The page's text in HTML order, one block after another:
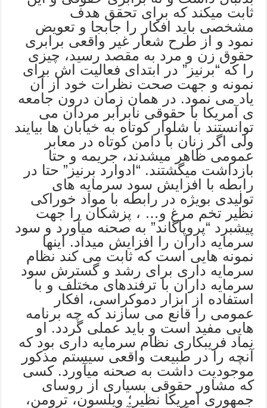
ثابت میکند که برای تحقق هدف
مشخصی باید افکار را جابجا و تعویض
نمود و از طرح شعار غیر واقعی برابری
حقوق زن و مرد به مقصد رسید، چیزی
را که “برنیز” در ابتدای فعالیت اش برای
نمونه و جهت صحت نظرات خود از آن
یاد می نمود. در همان زمان درون جامعه
ی آمریکا با حقوقی نابرابر مردان می
توانستند با شلوار کوتاه به خیابان ها بیایند
ولی اگر زنان با دامن کوتاه در معابر
عمومی ظاهر میشدند، جریمه و حتا
بازداشت میگشتند. “ادوارد برنیز” حتا در
رابطه با افزایش سود سرمایه های
تولیدی بویژه در رابطه با مواد خوراکی
نظیر تخم مرغ و… ، پزشکان را جهت
پیشبرد “پروپاگاند” به صحنه میآورد و سود
سرمایه داران را افزایش میداد. اینها
نمونه هایی است که ثابت می کند نظام
سرمایه داری برای رشد و گسترش سود
سرمایه داران با ترفندهای مختلف و با
استفاده از ابزار دموکراسی، افکار
عمومی را قانع می سازند که چه برنامه
هایی مفید است و باید عملی گردد. او
نماد فریبکاری نظام سرمایه داری بود که
آنچه را در طبیعت واقعی سیستم مذکور
موجودیت داشت به صحنه میآورد. کسی
که مشاور حقوقی بسیاری از روسای
جمهوری آمریکا نظیر؛ ویلسون، ترومن،